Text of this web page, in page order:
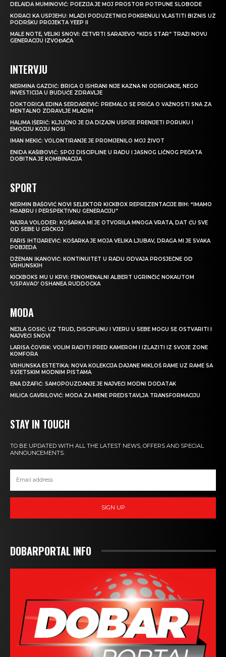
DELAIDA MUMINOVIĆ: POEZIJA JE MOJ PROSTOR POTPUNE SLOBODE
KORACI KA USPJEHU: MLADI PODUZETNICI POKRENULI VLASTITI BIZNIS UZ
PODRŠKU PROJEKTA YEEP II
MALE NOTE, VELIKI SNOVI: ČETVRTI SARAJEVO “KIDS STAR” TRAŽI NOVU
GENERACIJU IZVOĐAČA
INTERVJU
NERMINA GAZDIĆ: BRIGA O ISHRANI NIJE KAZNA NI ODRICANJE, NEGO
INVESTICIJA U BUDUĆE ZDRAVLJE
DOKTORICA EDINA SERDAREVIĆ: PREMALO SE PRIČA O VAŽNOSTI SNA ZA
MENTALNO ZDRAVLJE MLADIH
HALIMA IŠERIĆ: KLJUČNO JE DA DIZAJN USPIJE PRENIJETI PORUKU I
EMOCIJU KOJU NOSI
IMAN MEKIĆ: VOLONTIRANJE JE PROMIJENILO MOJ ŽIVOT
ENIDA KAŠIBOVIĆ: SPOJ DISCIPLINE U RADU I JASNOG LIČNOG PEČATA
DOBITNA JE KOMBINACIJA
SPORT
NERMIN BAŠOVIĆ NOVI SELEKTOR KICKBOX REPREZENTACIJE BIH: “IMAMO
HRABRU I PERSPEKTIVNU GENERACIJU”
NAJRA VOLODER: KOŠARKA MI JE OTVORILA MNOGA VRATA, DAT ĆU SVE
OD SEBE U GRČKOJ
FARIS IHTIJAREVIĆ: KOŠARKA JE MOJA VELIKA LJUBAV, DRAGA MI JE SVAKA
POBJEDA
DŽENAN IKANOVIĆ: KONTINUITET U RADU ODVAJA PROSJEČNE OD
VRHUNSKIH
KICKBOKS MU U KRVI: FENOMENALNI ALBERT UGRINČIĆ NOKAUTOM
‘USPAVAO’ OSHANEA RUDDOCKA
MODA
NEJLA GOSIĆ: UZ TRUD, DISCIPLINU I VJERU U SEBE MOGU SE OSTVARITI I
NAJVEĆI SNOVI
LARISA ČOVRK: VOLIM RADITI PRED KAMEROM I IZLAZITI IZ SVOJE ZONE
KOMFORA
VRHUNSKA ESTETIKA: NOVA KOLEKCIJA DAJANE MIKLOŠ RAME UZ RAME SA
SVJETSKIM MODNIM PISTAMA
ENA DŽAFIĆ: SAMOPOUZDANJE JE NAJVEĆI MODNI DODATAK
MILICA GAVRILOVIĆ: MODA ZA MENE PREDSTAVLJA TRANSFORMACIJU
STAY IN TOUCH
TO BE UPDATED WITH ALL THE LATEST NEWS, OFFERS AND SPECIAL
ANNOUNCEMENTS.
SIGN UP
DOBARPORTAL INFO